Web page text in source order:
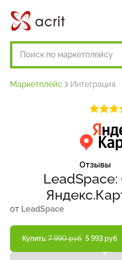
Маркетплейс Интеграция
от LeadSpace
Купить:7 990 руб 5 993 руб